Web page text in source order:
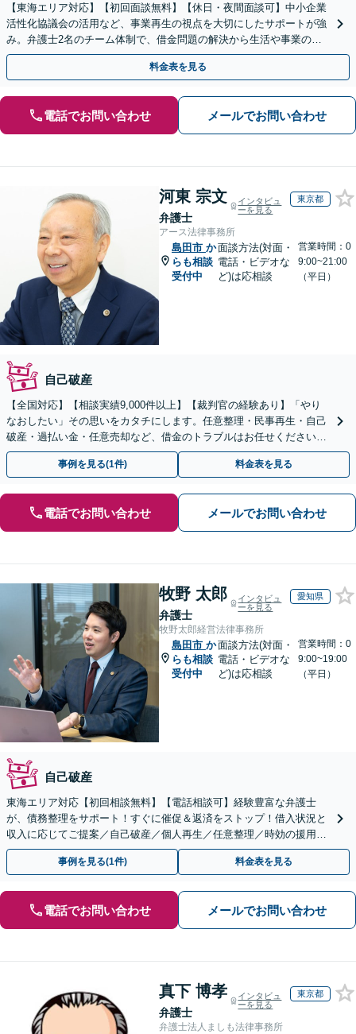
【東海エリア対応】【初回面談無料】【休日・夜間面談可】中小企業
活性化協議会の活用など、事業再生の視点を大切にしたサポートが強
み。弁護士2名のチーム体制で、借金問題の解決から生活や事業の立
て直しまで丁寧に寄り添います。【法人・個人】
料金表を見る
電話でお問い合わせ メールでお問い合わせ
河東 宗文
弁護士
インタビュ
ーを見る
東京都
アース法律事務所
島田市 か
らも相談
受付中
面談方法(対面・
電話・ビデオな
ど)は応相談
営業時間：0
9:00~21:00
（平日）
自己破産
【全国対応】【相談実績9,000件以上】【裁判官の経験あり】「やり
なおしたい」その思いをカタチにします。任意整理・民事再生・自己
破産・過払い金・任意売却など、借金のトラブルはお任せください。
【初回相談無料】【全国対応可能】
事例を見る(1件) 料金表を見る
電話でお問い合わせ メールでお問い合わせ
牧野 太郎
弁護士
インタビュ
ーを見る
愛知県
牧野太郎経営法律事務所
島田市 か
らも相談
受付中
面談方法(対面・
電話・ビデオな
ど)は応相談
営業時間：0
9:00~19:00
（平日）
自己破産
東海エリア対応【初回相談無料】【電話相談可】経験豊富な弁護士
が、債務整理をサポート！すぐに催促＆返済をストップ！借入状況と
収入に応じてご提案／自己破産／個人再生／任意整理／時効の援用に
関するご相談も可能【完全個室】【メール予約可】
事例を見る(1件) 料金表を見る
電話でお問い合わせ メールでお問い合わせ
真下 博孝
弁護士
インタビュ
ーを見る
東京都
弁護士法人ましも法律事務所